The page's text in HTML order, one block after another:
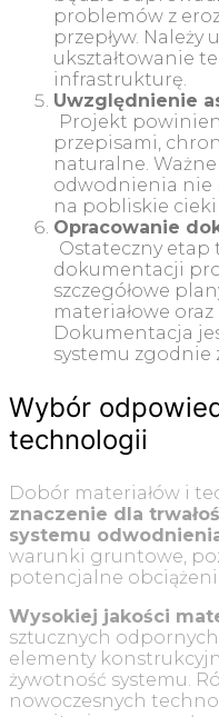
problemów z
przepływ.
ukształtowanie
infrastrukturę.
Uwzględnienie
Projekt
przepisami,
naturalne.
odwodnienia nie
na pobliskie cieki
Opracowanie
Ostateczny etap
dokumentacji
szczegółowe
materiałowe
Dokumentacja
systemu zgodnie
Wybór
technologii
Dobór materiałów i
znaczenie dla
systemu
warunki gruntowe,
potencjalne
Wysokiej jakości
sztucznych
elementy
żywotność systemu.
nowoczesnych